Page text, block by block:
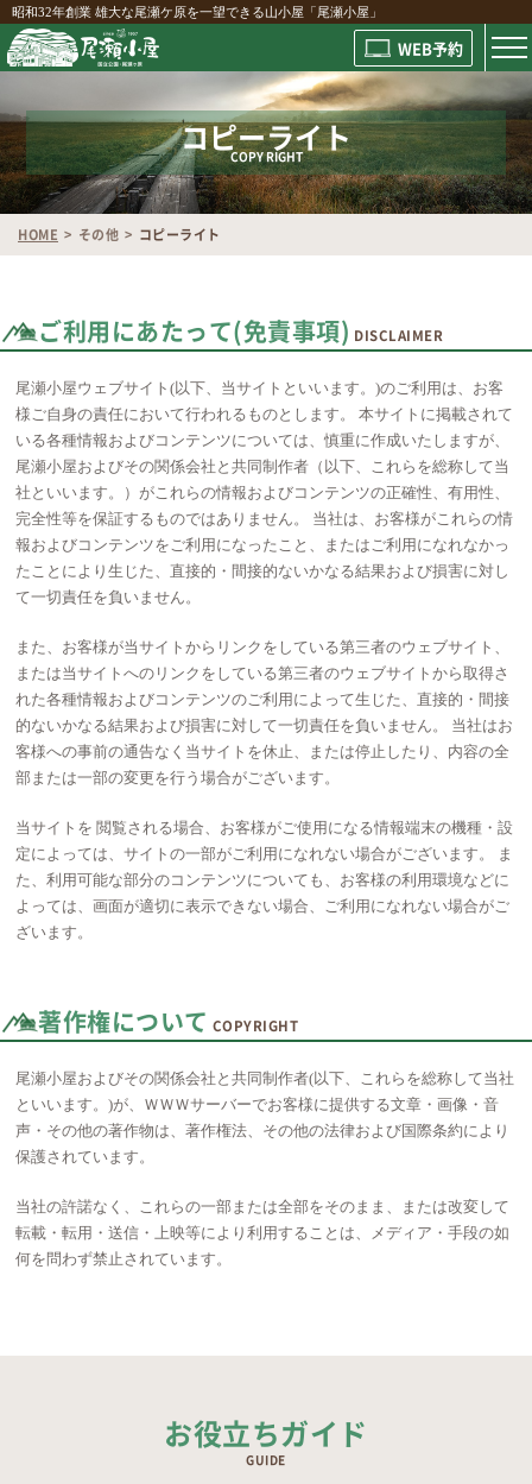
昭和32年創業 雄大な尾瀬ケ原を一望できる山小屋「尾瀬小屋」
WEB予約
コピーライト
COPY RIGHT
HOME その他 コピーライト
ご利用にあたって(免責事項) DISCLAIMER
尾瀬小屋ウェブサイト(以下、当サイトといいます。)のご利用は、お客
様ご自身の責任において行われるものとします。 本サイトに掲載されて
いる各種情報およびコンテンツについては、慎重に作成いたしますが、
尾瀬小屋およびその関係会社と共同制作者（以下、これらを総称して当
社といいます。）がこれらの情報およびコンテンツの正確性、有用性、
完全性等を保証するものではありません。 当社は、お客様がこれらの情
報およびコンテンツをご利用になったこと、またはご利用になれなかっ
たことにより生じた、直接的・間接的ないかなる結果および損害に対し
て一切責任を負いません。
また、お客様が当サイトからリンクをしている第三者のウェブサイト、
または当サイトへのリンクをしている第三者のウェブサイトから取得さ
れた各種情報およびコンテンツのご利用によって生じた、直接的・間接
的ないかなる結果および損害に対して一切責任を負いません。 当社はお
客様への事前の通告なく当サイトを休止、または停止したり、内容の全
部または一部の変更を行う場合がございます。
当サイトを 閲覧される場合、お客様がご使用になる情報端末の機種・設
定によっては、サイトの一部がご利用になれない場合がございます。 ま
た、利用可能な部分のコンテンツについても、お客様の利用環境などに
よっては、画面が適切に表示できない場合、ご利用になれない場合がご
ざいます。
著作権について COPYRIGHT
尾瀬小屋およびその関係会社と共同制作者(以下、これらを総称して当社
といいます。)が、ＷＷＷサーバーでお客様に提供する文章・画像・音
声・その他の著作物は、著作権法、その他の法律および国際条約により
保護されています。
当社の許諾なく、これらの一部または全部をそのまま、または改変して
転載・転用・送信・上映等により利用することは、メディア・手段の如
何を問わず禁止されています。
お役立ちガイド
GUIDE